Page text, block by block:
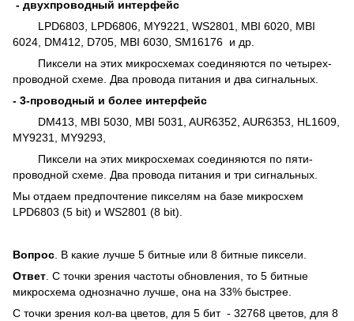
- двухпроводный интерфейс
LPD6803, LPD6806, MY9221, WS2801, MBI 6020, MBI
6024, DM412, D705, MBI 6030, SM16176 и др.
Пиксели на этих микросхемах соединяются по четырех-
проводной схеме. Два провода питания и два сигнальных.
- 3-проводный и более интерфейс
DM413, MBI 5030, MBI 5031, AUR6352, AUR6353, HL1609,
MY9231, MY9293,
Пиксели на этих микросхемах соединяются по пяти-
проводной схеме. Два провода питания и три сигнальных.
Мы отдаем предпочтение пикселям на базе микросхем
LPD6803 (5 bit) и WS2801 (8 bit).
Вопрос . B какие лучше 5 битные или 8 битные пиксели.
Ответ . С точки зрения частоты обновления, то 5 битные
микросхема однозначно лучше, она на 33% быстрее.
С точки зрения кол-ва цветов, для 5 бит - 32768 цветов, для 8